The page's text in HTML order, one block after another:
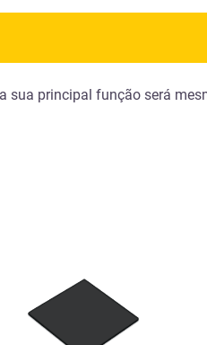
principal função será